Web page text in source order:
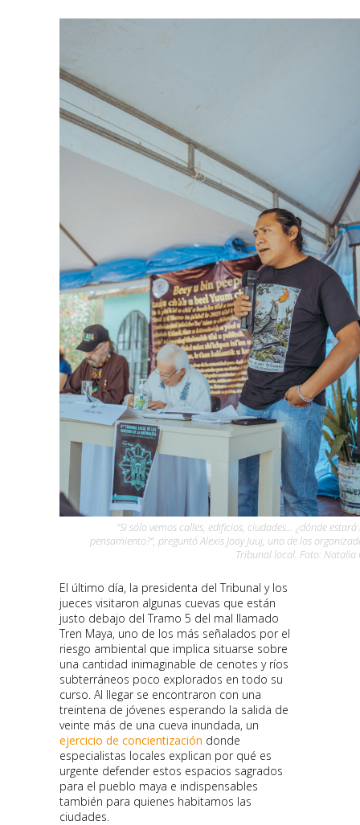
“Si sólo vemos calles, edificios, ciudades… ¿dónde
pensamiento?”, preguntó Alexis Jooy Juuj, uno de los
Tribunal local. Foto: Natalia
El último día, la presidenta del Tribunal y los
jueces visitaron algunas cuevas que están
justo debajo del Tramo 5 del mal llamado
Tren Maya, uno de los más señalados por el
riesgo ambiental que implica situarse sobre
una cantidad inimaginable de cenotes y ríos
subterráneos poco explorados en todo su
curso. Al llegar se encontraron con una
treintena de jóvenes esperando la salida de
veinte más de una cueva inundada, un
ejercicio de concientización donde
especialistas locales explican por qué es
urgente defender estos espacios sagrados
para el pueblo maya e indispensables
también para quienes habitamos las
ciudades.